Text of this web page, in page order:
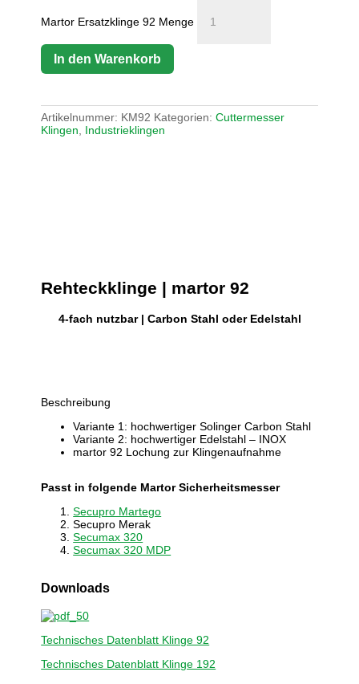
Martor Ersatzklinge 92 Menge
In den Warenkorb
Artikelnummer: KM92 Kategorien:Cuttermesser
Klingen
Industrieklingen
Rehteckklinge | martor 92
4-fach nutzbar | Carbon Stahl oder Edelstahl
Beschreibung
Variante 1: hochwertiger Solinger Carbon Stahl
Variante 2: hochwertiger Edelstahl – INOX
martor 92 Lochung zur Klingenaufnahme
Passt in folgende Martor Sicherheitsmesser
Secupro Martego
Secupro Merak
Secumax 320
Secumax 320 MDP
Downloads
Technisches Datenblatt Klinge 92
Technisches Datenblatt Klinge 192